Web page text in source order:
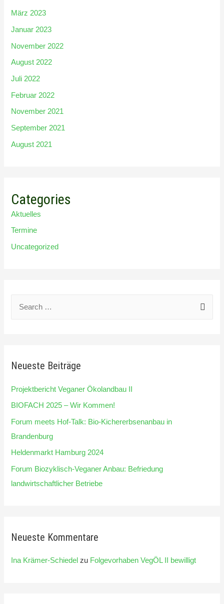
März 2023
Januar 2023
November 2022
August 2022
Juli 2022
Februar 2022
November 2021
September 2021
August 2021
Categories
Aktuelles
Termine
Uncategorized
n
a
c
h
Neueste Beiträge
Projektbericht Veganer Ökolandbau II
BIOFACH 2025 – Wir Kommen!
Forum meets Hof-Talk: Bio-Kichererbsenanbau in
Brandenburg
Heldenmarkt Hamburg 2024
Forum Biozyklisch-Veganer Anbau: Befriedung
landwirtschaftlicher Betriebe
Neueste Kommentare
Ina Krämer-Schiedel zu Folgevorhaben VegÖL II bewilligt